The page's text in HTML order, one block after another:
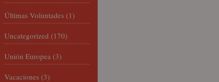
Últimas Voluntades (1)
Uncategorized (170)
Unión Europea (3)
Vacaciones (3)